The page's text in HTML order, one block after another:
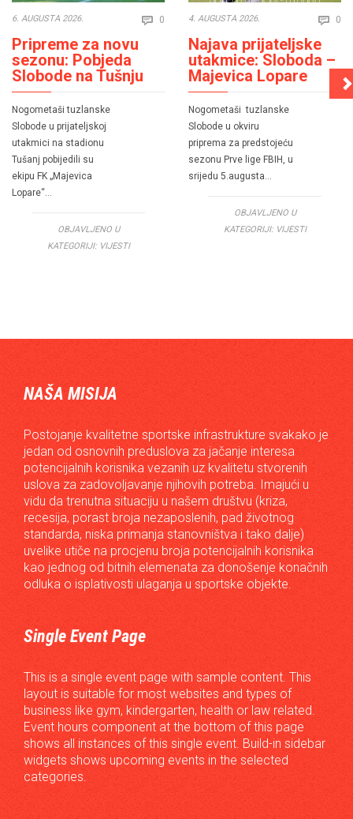
6. AUGUSTA 2026.  0 Comments
Pripreme za novu
sezonu: Pobjeda
Slobode na Tušnju
Nogometaši tuzlanske
Slobode u prijateljskoj
utakmici na stadionu
Tušanj pobijedili su
ekipu FK „Majevica
Lopare“…
OBJAVLJENO U
KATEGORIJI: VIJESTI
4. AUGUSTA 2026.  0
Najava prijateljske
utakmice: Sloboda –
Majevica Lopare
Nogometaši tuzlanske
Slobode u okviru
priprema za predstojeću
sezonu Prve lige FBIH, u
srijedu 5.augusta…
OBJAVLJENO U
KATEGORIJI: VIJESTI
NAŠA MISIJA
Postojanje kvalitetne sportske infrastrukture svakako je
jedan od osnovnih preduslova za jačanje interesa
potencijalnih korisnika vezanih uz kvalitetu stvorenih
uslova za zadovoljavanje njihovih potreba. Imajući u
vidu da trenutna situaciju u našem društvu (kriza,
recesija, porast broja nezaposlenih, pad životnog
standarda, niska primanja stanovništva i tako dalje)
uvelike utiče na procjenu broja potencijalnih korisnika
kao jednog od bitnih elemenata za donošenje konačnih
odluka o isplativosti ulaganja u sportske objekte.
Single Event Page
This is a single event page with sample content. This
layout is suitable for most websites and types of
business like gym, kindergarten, health or law related.
Event hours component at the bottom of this page
shows all instances of this single event. Build-in sidebar
widgets shows upcoming events in the selected
categories.